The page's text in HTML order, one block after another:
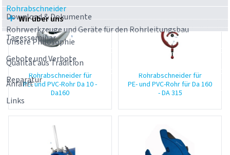
Rohrabschneider
Rohrwerkzeuge und Geräte für den Rohrleitungsbau
Download & Dokumente
Tagesseminar
Gebote und Verbote
Reparatur
Links
Wir über uns
Unsere Philosophie
Qualität aus Tradition
Anfahrt
Rohrabschneider für
PE- und PVC-Rohr Da 10 -
Da160
Rohrabschneider für
PE- und PVC-Rohr für Da 160
- DA 315